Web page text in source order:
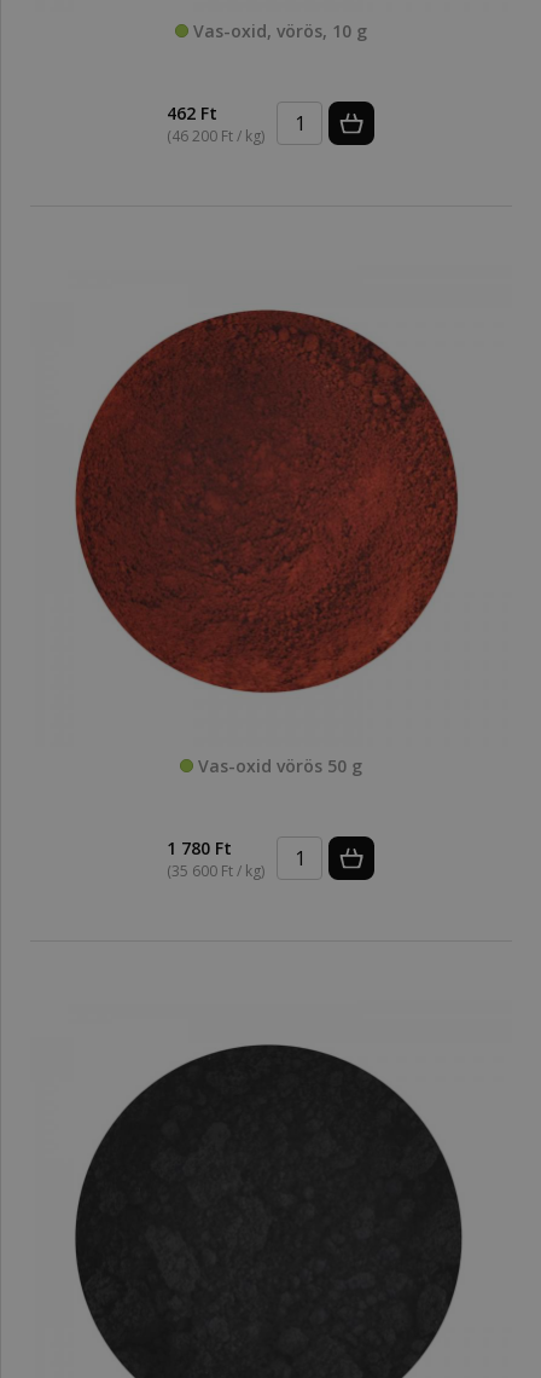
Vas-oxid, vörös, 10 g
462 Ft
(46 200 Ft / kg)
Vas-oxid vörös 50 g
1 780 Ft
(35 600 Ft / kg)